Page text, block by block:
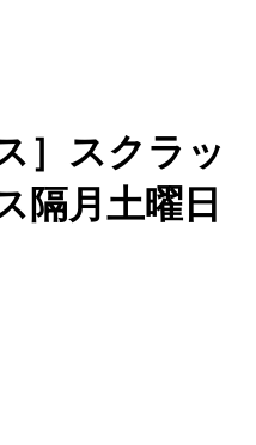
］スクラッ
隔月土曜日